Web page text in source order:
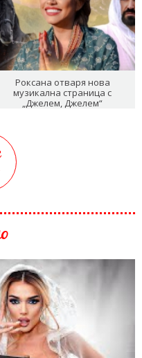
Роксана отваря нова
музикална страница с
„Джелем, Джелем“